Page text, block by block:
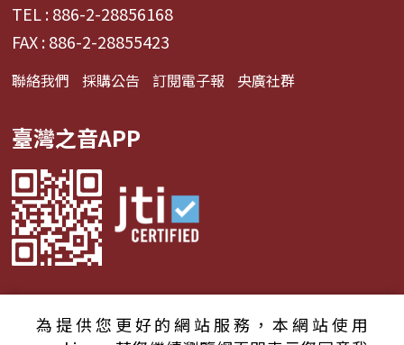
TEL : 886-2-28856168
FAX : 886-2-28855423
聯絡我們 採購公告 訂閱電子報 央廣社群
臺灣之音APP
為提供您更好的網站服務，本網站使用